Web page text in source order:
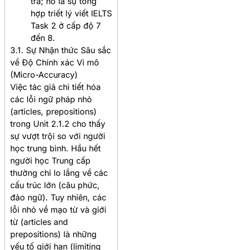
hợp triết lý viết IELTS
Task 2 ở cấp độ 7
đến 8.
3.1. Sự Nhận thức Sâu sắc
về Độ Chính xác Vi mô
(Micro-Accuracy)
Việc tác giả chi tiết hóa
các lỗi ngữ pháp nhỏ
(articles, prepositions)
trong Unit 2.1.2 cho thấy
sự vượt trội so với người
học trung bình. Hầu hết
người học Trung cấp
thường chỉ lo lắng về các
cấu trúc lớn (câu phức,
đảo ngữ). Tuy nhiên, các
lỗi nhỏ về mạo từ và giới
từ (articles and
prepositions) là những
yếu tố giới hạn (limiting